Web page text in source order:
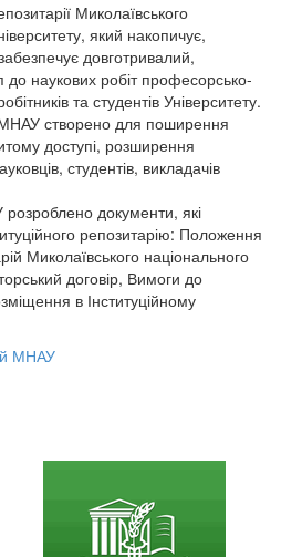
Миколаївського
який накопичує,
довготривалий,
до наукових робіт професорсько-
та студентів Університету.
МНАУ створено для поширення
доступі, розширення
студентів, викладачів
документи, які
репозитарію: Положення
Миколаївського національного
договір, Вимоги до
в Інституційному
МНАУ